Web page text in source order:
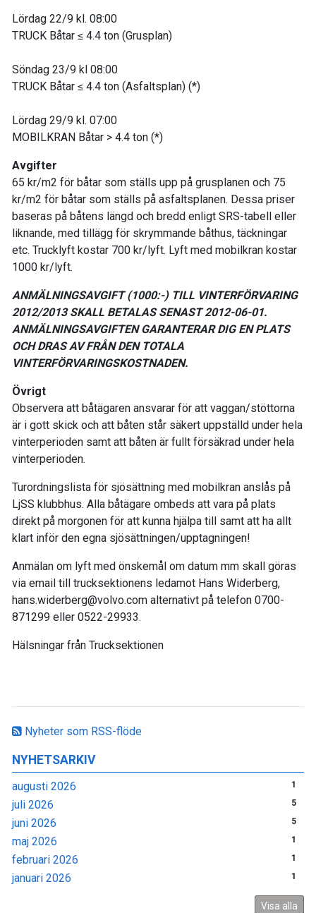
Nyheter som RSS-flöde
NYHETSARKIV
augusti 2026 1
juli 2026 5
juni 2026 5
maj 2026 1
februari 2026 1
januari 2026 1
Visa alla
Lördag 22/9 kl. 08:00
TRUCK Båtar ≤ 4.4 ton (Grusplan)
Söndag 23/9 kl 08:00
TRUCK Båtar ≤ 4.4 ton (Asfaltsplan) (*)
Lördag 29/9 kl. 07:00
MOBILKRAN Båtar > 4.4 ton (*)
Avgifter
65 kr/m2 för båtar som ställs upp på grusplanen och 75
kr/m2 för båtar som ställs på asfaltsplanen. Dessa priser
baseras på båtens längd och bredd enligt SRS-tabell eller
liknande, med tillägg för skrymmande båthus, täckningar
etc. Trucklyft kostar 700 kr/lyft. Lyft med mobilkran kostar
1000 kr/lyft.
ANMÄLNINGSAVGIFT (1000:-) TILL VINTERFÖRVARING
2012/2013 SKALL BETALAS SENAST 2012-06-01.
ANMÄLNINGSAVGIFTEN GARANTERAR DIG EN PLATS
OCH DRAS AV FRÅN DEN TOTALA
VINTERFÖRVARINGSKOSTNADEN.
Övrigt
Observera att båtägaren ansvarar för att vaggan/stöttorna
är i gott skick och att båten står säkert uppställd under hela
vinterperioden samt att båten är fullt försäkrad under hela
vinterperioden.
Turordningslista för sjösättning med mobilkran anslås på
LjSS klubbhus. Alla båtägare ombeds att vara på plats
direkt på morgonen för att kunna hjälpa till samt att ha allt
klart inför den egna sjösättningen/upptagningen!
Anmälan om lyft med önskemål om datum mm skall göras
via email till trucksektionens ledamot Hans Widerberg,
hans.widerberg@volvo.com alternativt på telefon 0700-
871299 eller 0522-29933.
Hälsningar från Trucksektionen